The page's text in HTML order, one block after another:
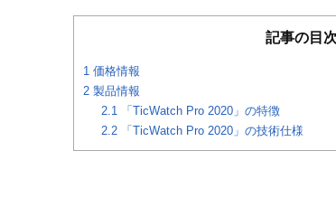
記事の目次
1価格情報
2製品情報
2.1「TicWatch Pro 2020」の特徴
2.2「TicWatch Pro 2020」の技術仕様